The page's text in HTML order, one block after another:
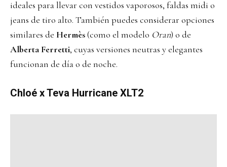
ideales para llevar con vestidos vaporosos, faldas midi o
jeans de tiro alto. También puedes considerar opciones
similares de Hermès(como el modelo Oran) o de
Alberta Ferretti, cuyas versiones neutras y elegantes
funcionan de día o de noche.
Chloé x Teva Hurricane XLT2